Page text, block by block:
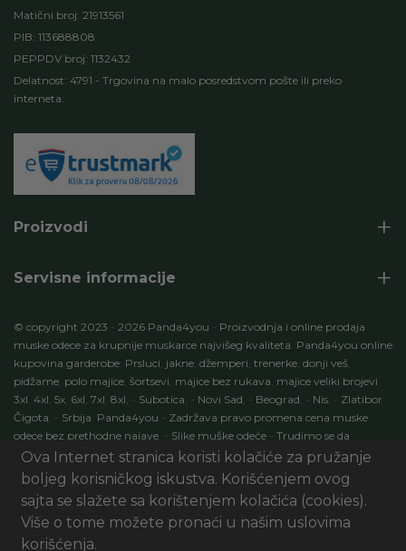
Matični broj: 21913561
PIB: 113688808
PEPPDV broj: 1132432
Delatnost: 4791 - Trgovina na malo posredstvom pošte ili preko
interneta.
Proizvodi
Servisne informacije
© copyright 2023 - 2026 Panda4you - Proizvodnja i online prodaja
muske odece za krupnije muskarce najvišeg kvaliteta. Panda4you online
kupovina garderobe: Prsluci, jakne, džemperi, trenerke, donji veš,
pidžame, polo majice, šortsevi, majice bez rukava, majice veliki brojevi
3xl, 4xl, 5x, 6xl, 7xl, 8xl, - Subotica, - Novi Sad, - Beograd, - Nis, - Zlatibor
Čigota, - Srbija. Panda4you - Zadržava pravo promena cena muske
odece bez prethodne najave. - Slike muške odeće - Trudimo se da
specifikacije proizvoda budu 100% tačni opisi proizvoda -Development
by:
ECOM Profit . Seo optimizacija : Marketing AI Digital
Sva prava zadržana
UI/UX & Art Direction by Sxablon Studio, Development by:eCom01
DOO
Ova Internet stranica koristi kolačiće za pružanje
boljeg korisničkog iskustva. Korišćenjem ovog
sajta se slažete sa korištenjem kolačića (cookies).
Više o tome možete pronaći u našim uslovima
korišćenja.